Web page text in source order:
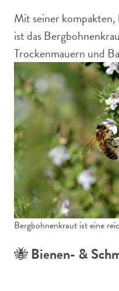
Mit seiner
ist das
Trockenmauern und
Bergbohnenkraut ist eine
🐝Bienen- &